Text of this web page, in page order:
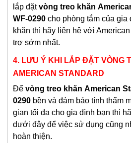
lắp đặtvòng treo khăn
WF-0290 cho phòng tắm của gia
khăn thì hãy liên hệ với
trợ sớm nhất.
4. LƯU Ý KHI LẮP ĐẶT VÒNG
AMERICAN STANDARD
Để vòng treo khăn American
0290 bền và đảm bảo tính thẩm
gian tối đa cho gia đình bạn thì
dưới đây để việc sử dụng cũng
hoàn thiện.